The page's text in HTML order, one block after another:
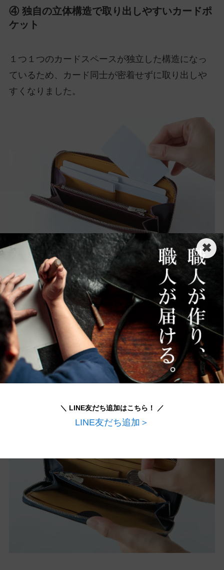
④ 独自の立体構造で取り出しやすいカードポ
ケット
１つ１つのカードスペースが独立した構造になっ
ているため、カード同士が密着せずに取り出しや
すくなりました。
⑤ コインスペースは小さくスマートに
従来までのラウンドジップ長財布は小銭入れが深
くて全体が見えづらく、取り出しにくいものが多
かったため、改良を重ねました！小銭入れを浅く
することで無駄なスペースを削り、取り出しやす
✖
＼ LINE友だち追加はこちら！ ／
LINE友だち追加＞